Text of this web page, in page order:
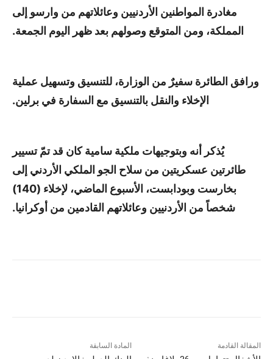
مغادرة المواطنين الأردنيين وعائلاتهم من وارسو إلى
المملكة، ومن المتوقع وصولهم بعد ظهر اليوم الجمعة.
ورافق الطائرة سفيرٌ من الوزارة، للتنسيق وتسهيل عملية
الإخلاء والنقل بالتنسيق مع السفارة في برلين.
يُذكر أنه وبتوجيهات ملكية سامية كان قد تمّ تسيير
طائرتين عسكريتين من سلاح الجو الملكي الأردني إلى
بخارست وبودابست، الأسبوع الماضي، لإخلاء (140)
شخصاً من الأردنيين وعائلاتهم القادمين من أوكرانيا.
المادة السابقة المقالة القادمة